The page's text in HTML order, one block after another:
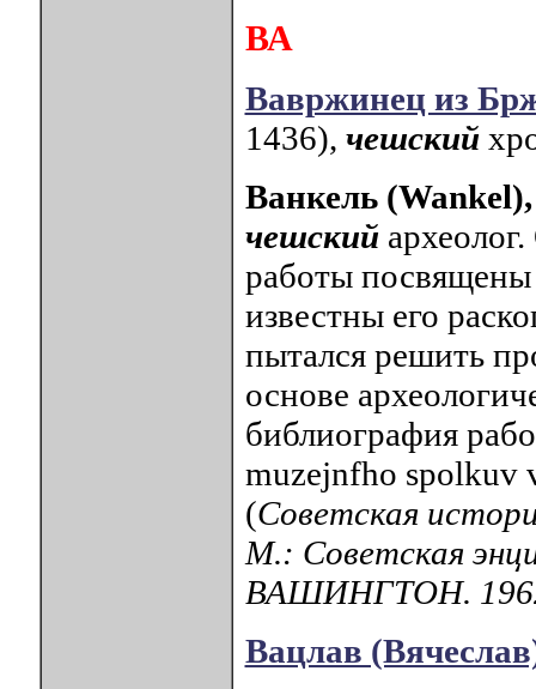
ВА
Вавржинец из
1436), чешский
Ванкель
чешский
работы посвящены
известны его
пытался решить
основе
библиография
muzejnfho spolkuv
(Советская
М.: Советская
ВАШИНГТОН.
Вацлав